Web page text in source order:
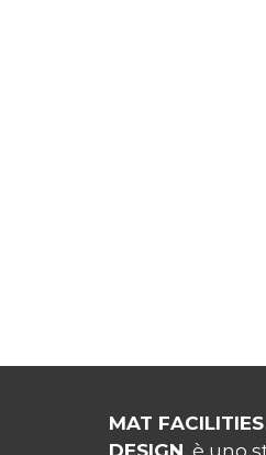
MAT
DESIGN è uno